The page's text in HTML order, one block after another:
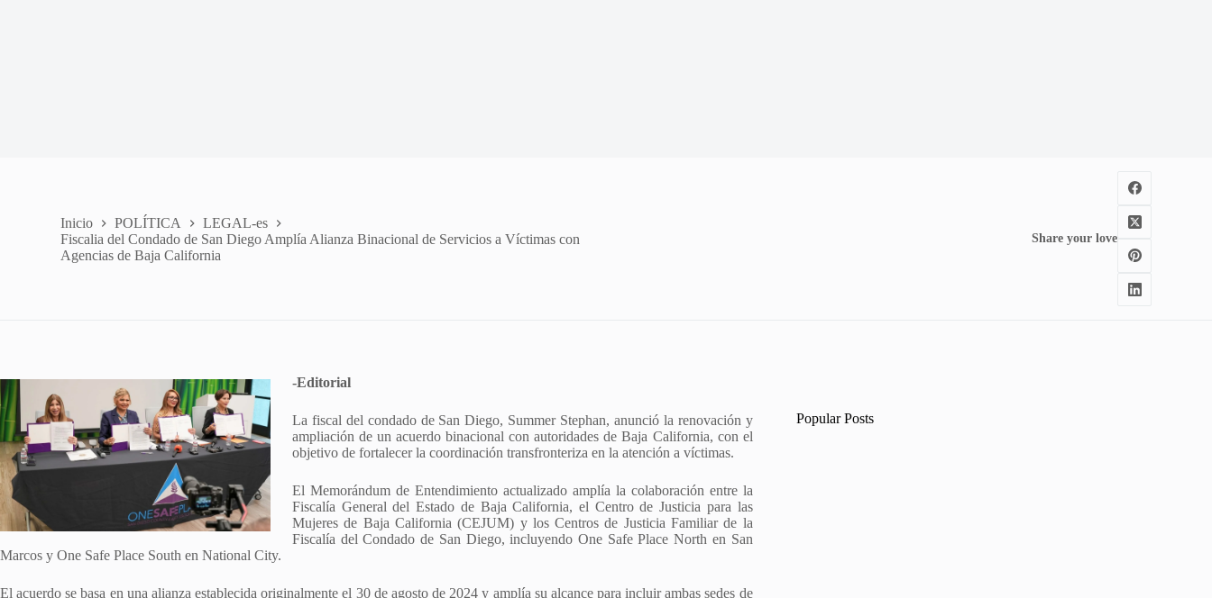
Inicio POLÍTICA
LEGAL-es
Fiscalia del Condado de San Diego Amplía Alianza Binacional de Servicios a Víctimas con
Agencias de Baja California
Share your love
-Editorial
La fiscal del condado de San Diego, Summer Stephan, anunció la renovación y
ampliación de un acuerdo binacional con autoridades de Baja California, con el
objetivo de fortalecer la coordinación transfronteriza en la atención a víctimas.
El Memorándum de Entendimiento actualizado amplía la colaboración entre la
Fiscalía General del Estado de Baja California, el Centro de Justicia para las
Mujeres de Baja California (CEJUM) y los Centros de Justicia Familiar de la
Fiscalía del Condado de San Diego, incluyendo One Safe Place North en San
Marcos y One Safe Place South en National City.
El acuerdo se basa en una alianza establecida originalmente el 30 de agosto de 2024 y amplía su alcance para incluir ambas sedes de
Popular Posts